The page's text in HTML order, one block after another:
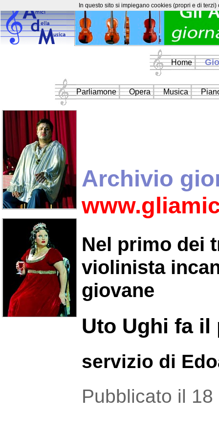
Home
Parliamone Opera Musica
Archivio
Nel primo dei
violinista
giovane
Uto Ughi fa il
servizio di
Pubblicato il
In questo sito si impiegano cookies (propri e di